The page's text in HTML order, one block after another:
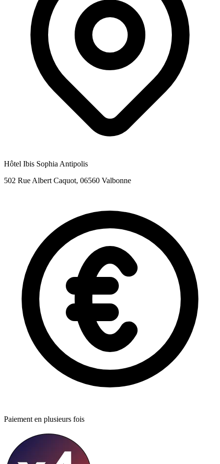
Hôtel Ibis Sophia Antipolis
502 Rue Albert Caquot, 06560 Valbonne
Paiement en plusieurs fois